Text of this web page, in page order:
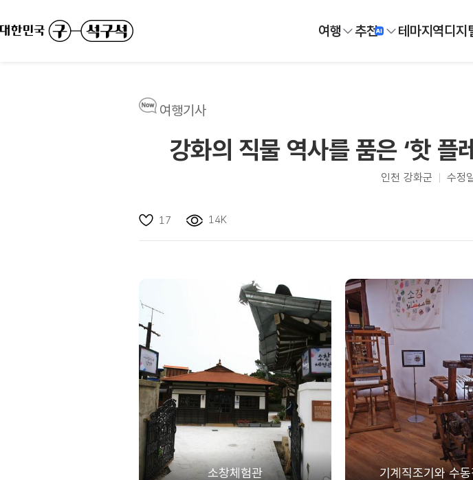
여행 추천 테마지역디지
여행기사
강화의 직물 역사를 품은 ‘핫 플
인천 강화군 수정
17 14K
소창체험관 기계직조기와 수